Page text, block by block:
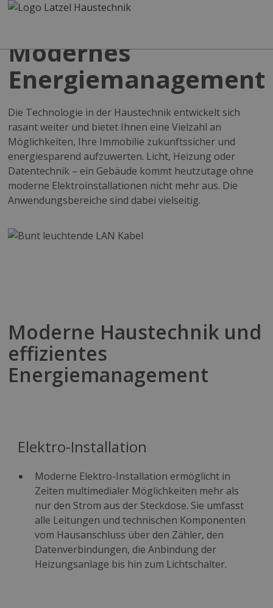
Modernes
Energiemanagement
Die Technologie in der Haustechnik entwickelt sich
rasant weiter und bietet Ihnen eine Vielzahl an
Möglichkeiten, Ihre Immobilie zukunftssicher und
energiesparend aufzuwerten. Licht, Heizung oder
Datentechnik – ein Gebäude kommt heutzutage ohne
moderne Elektroinstallationen nicht mehr aus. Die
Anwendungsbereiche sind dabei vielseitig.
Moderne Haustechnik und
effizientes
Energiemanagement
Elektro-Installation
Moderne Elektro-Installation ermöglicht in
Zeiten multimedialer Möglichkeiten mehr als
nur den Strom aus der Steckdose. Sie umfasst
alle Leitungen und technischen Komponenten
vom Hausanschluss über den Zähler, den
Datenverbindungen, die Anbindung der
Heizungsanlage bis hin zum Lichtschalter.